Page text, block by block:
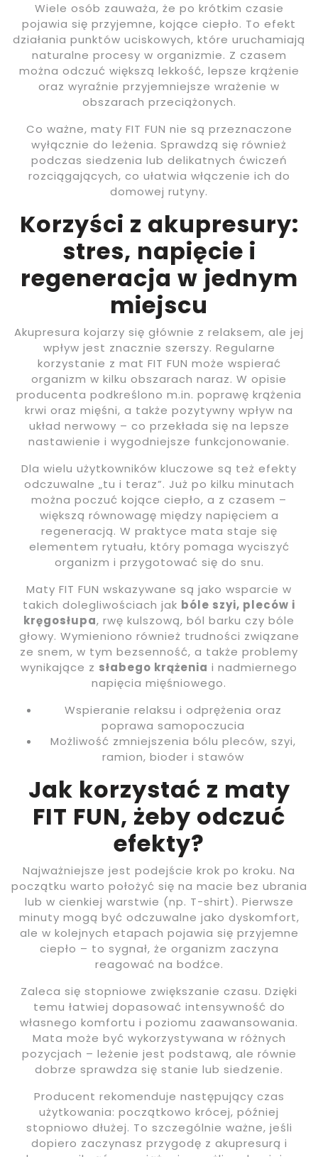
Wiele osób zauważa, że po krótkim czasie
pojawia się przyjemne, kojące ciepło. To efekt
działania punktów uciskowych, które uruchamiają
naturalne procesy w organizmie. Z czasem
można odczuć większą lekkość, lepsze krążenie
oraz wyraźnie przyjemniejsze wrażenie w
obszarach przeciążonych.
Co ważne, maty FIT FUN nie są przeznaczone
wyłącznie do leżenia. Sprawdzą się również
podczas siedzenia lub delikatnych ćwiczeń
rozciągających, co ułatwia włączenie ich do
domowej rutyny.
Korzyści z akupresury:
stres, napięcie i
regeneracja w jednym
miejscu
Akupresura kojarzy się głównie z relaksem, ale jej
wpływ jest znacznie szerszy. Regularne
korzystanie z mat FIT FUN może wspierać
organizm w kilku obszarach naraz. W opisie
producenta podkreślono m.in. poprawę krążenia
krwi oraz mięśni, a także pozytywny wpływ na
układ nerwowy – co przekłada się na lepsze
nastawienie i wygodniejsze funkcjonowanie.
Dla wielu użytkowników kluczowe są też efekty
odczuwalne „tu i teraz”. Już po kilku minutach
można poczuć kojące ciepło, a z czasem –
większą równowagę między napięciem a
regeneracją. W praktyce mata staje się
elementem rytuału, który pomaga wyciszyć
organizm i przygotować się do snu.
Maty FIT FUN wskazywane są jako wsparcie w
takich dolegliwościach jak bóle szyi, pleców i
kręgosłupa, rwę kulszową, ból barku czy bóle
głowy. Wymieniono również trudności związane
ze snem, w tym bezsenność, a także problemy
wynikające z słabego krążenia i nadmiernego
napięcia mięśniowego.
Wspieranie relaksu i odprężenia oraz
poprawa samopoczucia
Możliwość zmniejszenia bólu pleców, szyi,
ramion, bioder i stawów
Jak korzystać z maty
FIT FUN, żeby odczuć
efekty?
Najważniejsze jest podejście krok po kroku. Na
początku warto położyć się na macie bez ubrania
lub w cienkiej warstwie (np. T-shirt). Pierwsze
minuty mogą być odczuwalne jako dyskomfort,
ale w kolejnych etapach pojawia się przyjemne
ciepło – to sygnał, że organizm zaczyna
reagować na bodźce.
Zaleca się stopniowe zwiększanie czasu. Dzięki
temu łatwiej dopasować intensywność do
własnego komfortu i poziomu zaawansowania.
Mata może być wykorzystywana w różnych
pozycjach – leżenie jest podstawą, ale równie
dobrze sprawdza się stanie lub siedzenie.
Producent rekomenduje następujący czas
użytkowania: początkowo krócej, później
stopniowo dłużej. To szczególnie ważne, jeśli
dopiero zaczynasz przygodę z akupresurą i